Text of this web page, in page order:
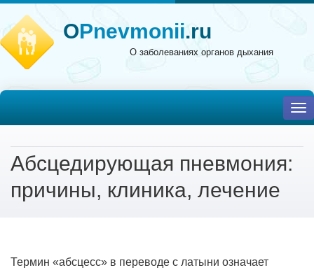
OPnevmonii.ru
О заболеваниях органов дыхания
Абсцедирующая пневмония:
причины, клиника, лечение
Термин «абсцесс» в переводе с латыни означает